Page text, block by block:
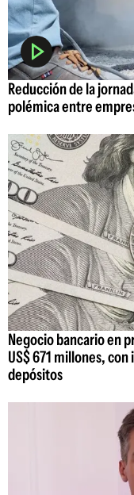
Reducción de la
polémica entre
Negocio bancario en
US$ 671 millones,
depósitos